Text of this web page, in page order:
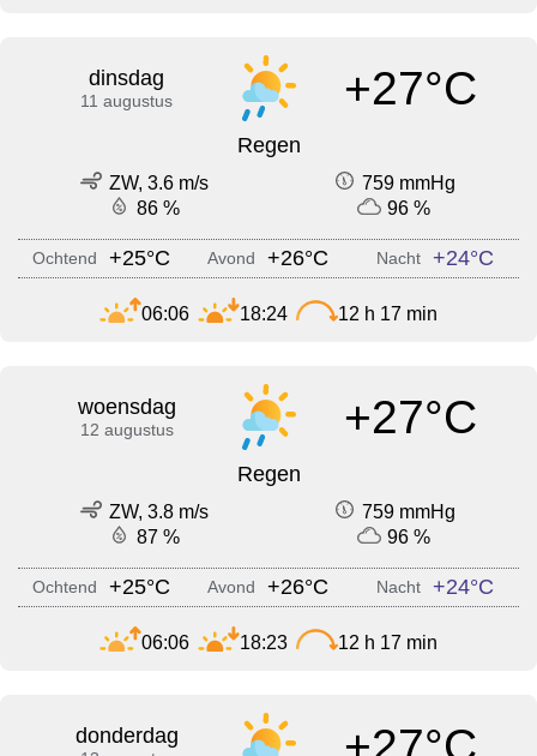
dinsdag
11 augustus +27°C
Regen
ZW, 3.6 m/s
759 mmHg
86 %
96 %
Ochtend +25°C Avond +26°C Nacht +24°C
06:06 18:24 12 h 17 min
woensdag
12 augustus +27°C
Regen
ZW, 3.8 m/s
759 mmHg
87 %
96 %
Ochtend +25°C Avond +26°C Nacht +24°C
06:06 18:23 12 h 17 min
donderdag +27°C